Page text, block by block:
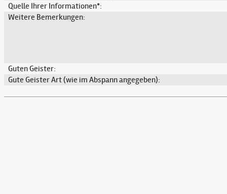
Quelle Ihrer Informationen*:
Weitere Bemerkungen:
Guten Geister:
Gute Geister Art (wie im Abspann angegeben):